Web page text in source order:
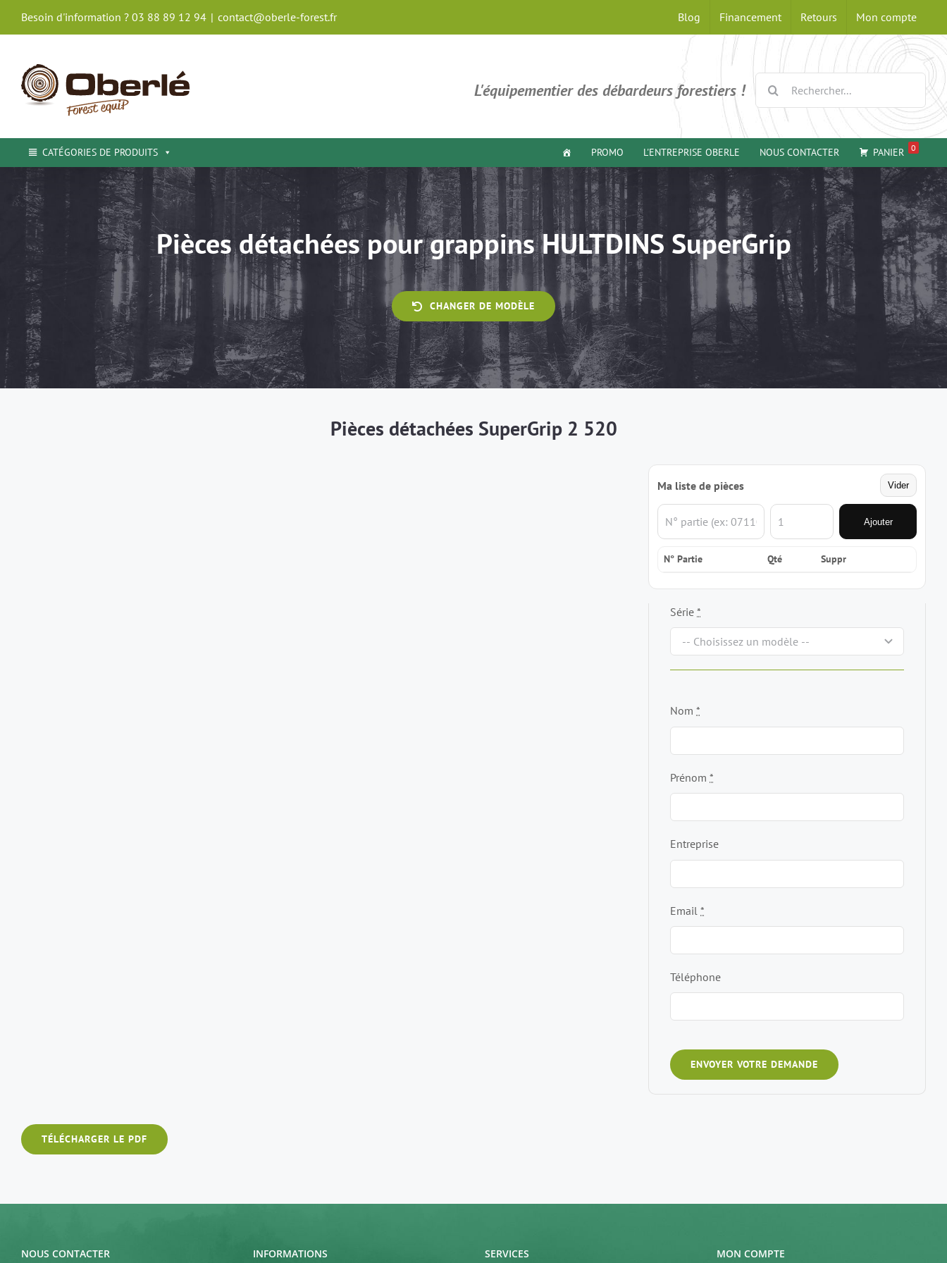
Besoin d'information ? 03 88 89 12 94 | contact@oberle-forest.fr Blog Financement Retours Mon compte
L'équipementier des débardeurs forestiers !
CATÉGORIES DE PRODUITS PANIER 0
NOUS CONTACTER
L'ENTREPRISE OBERLE
PROMO
Pièces détachées pour grappins HULTDINS SuperGrip
CHANGER DE MODÈLE
Pièces détachées SuperGrip 2 520
TÉLÉCHARGER LE PDF
Ma liste de pièces Vider
Ajouter
N° Partie Qté Suppr
Série*
Nom*
Prénom*
Entreprise
Email*
Téléphone
ENVOYER VOTRE DEMANDE
NOUS CONTACTER INFORMATIONS SERVICES MON COMPTE